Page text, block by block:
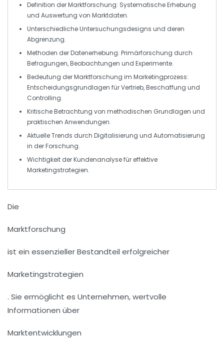
Definition der Marktforschung: Systematische Erhebung
und Auswertung von Marktdaten.
UnterschiedlicheUntersuchungsdesigns und deren
Abgrenzung.
Methoden derDatenerhebung: Primärforschung durch
Befragungen, Beobachtungen und Experimente.
Bedeutung derMarktforschung im Marketingprozess:
Entscheidungsgrundlagen für Vertrieb, Beschaffung und
Controlling.
Kritische Betrachtung von methodischen Grundlagen und
praktischen Anwendungen.
Aktuelle Trends durch Digitalisierung und Automatisierung
in der Forschung.
Wichtigkeit derKundenanalysefür effektive
Marketingstrategien.
Die
Marktforschung
ist ein essenzieller Bestandteil erfolgreicher
Marketingstrategien
. Sie ermöglicht es Unternehmen, wertvolle
Informationen über
Marktentwicklungen